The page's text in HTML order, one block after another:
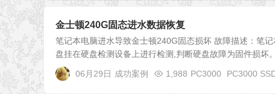
金士顿240G固态进水数据恢复
笔记本电脑进水导致金士顿240G固态损坏 故障描述：笔
盘挂在硬盘检测设备上进行检测,判断硬盘故障为固件损坏
06月29日 成功案例 1,988 PC3000 PC3000